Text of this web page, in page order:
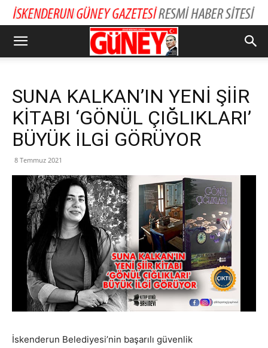
SUNA KALKAN’IN YENİ ŞİİR
KİTABI ‘GÖNÜL ÇIĞLIKLARI’
BÜYÜK İLGİ GÖRÜYOR
8 Temmuz 2021
İskenderun Belediyesi’nin başarılı güvenlik